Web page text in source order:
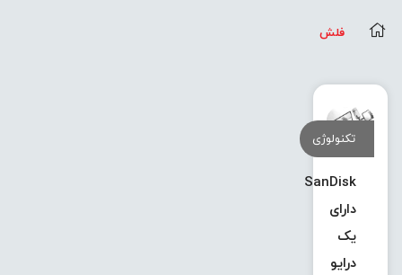
فلش
تکنولوژی
SanDisk
دارای
یک
درایو